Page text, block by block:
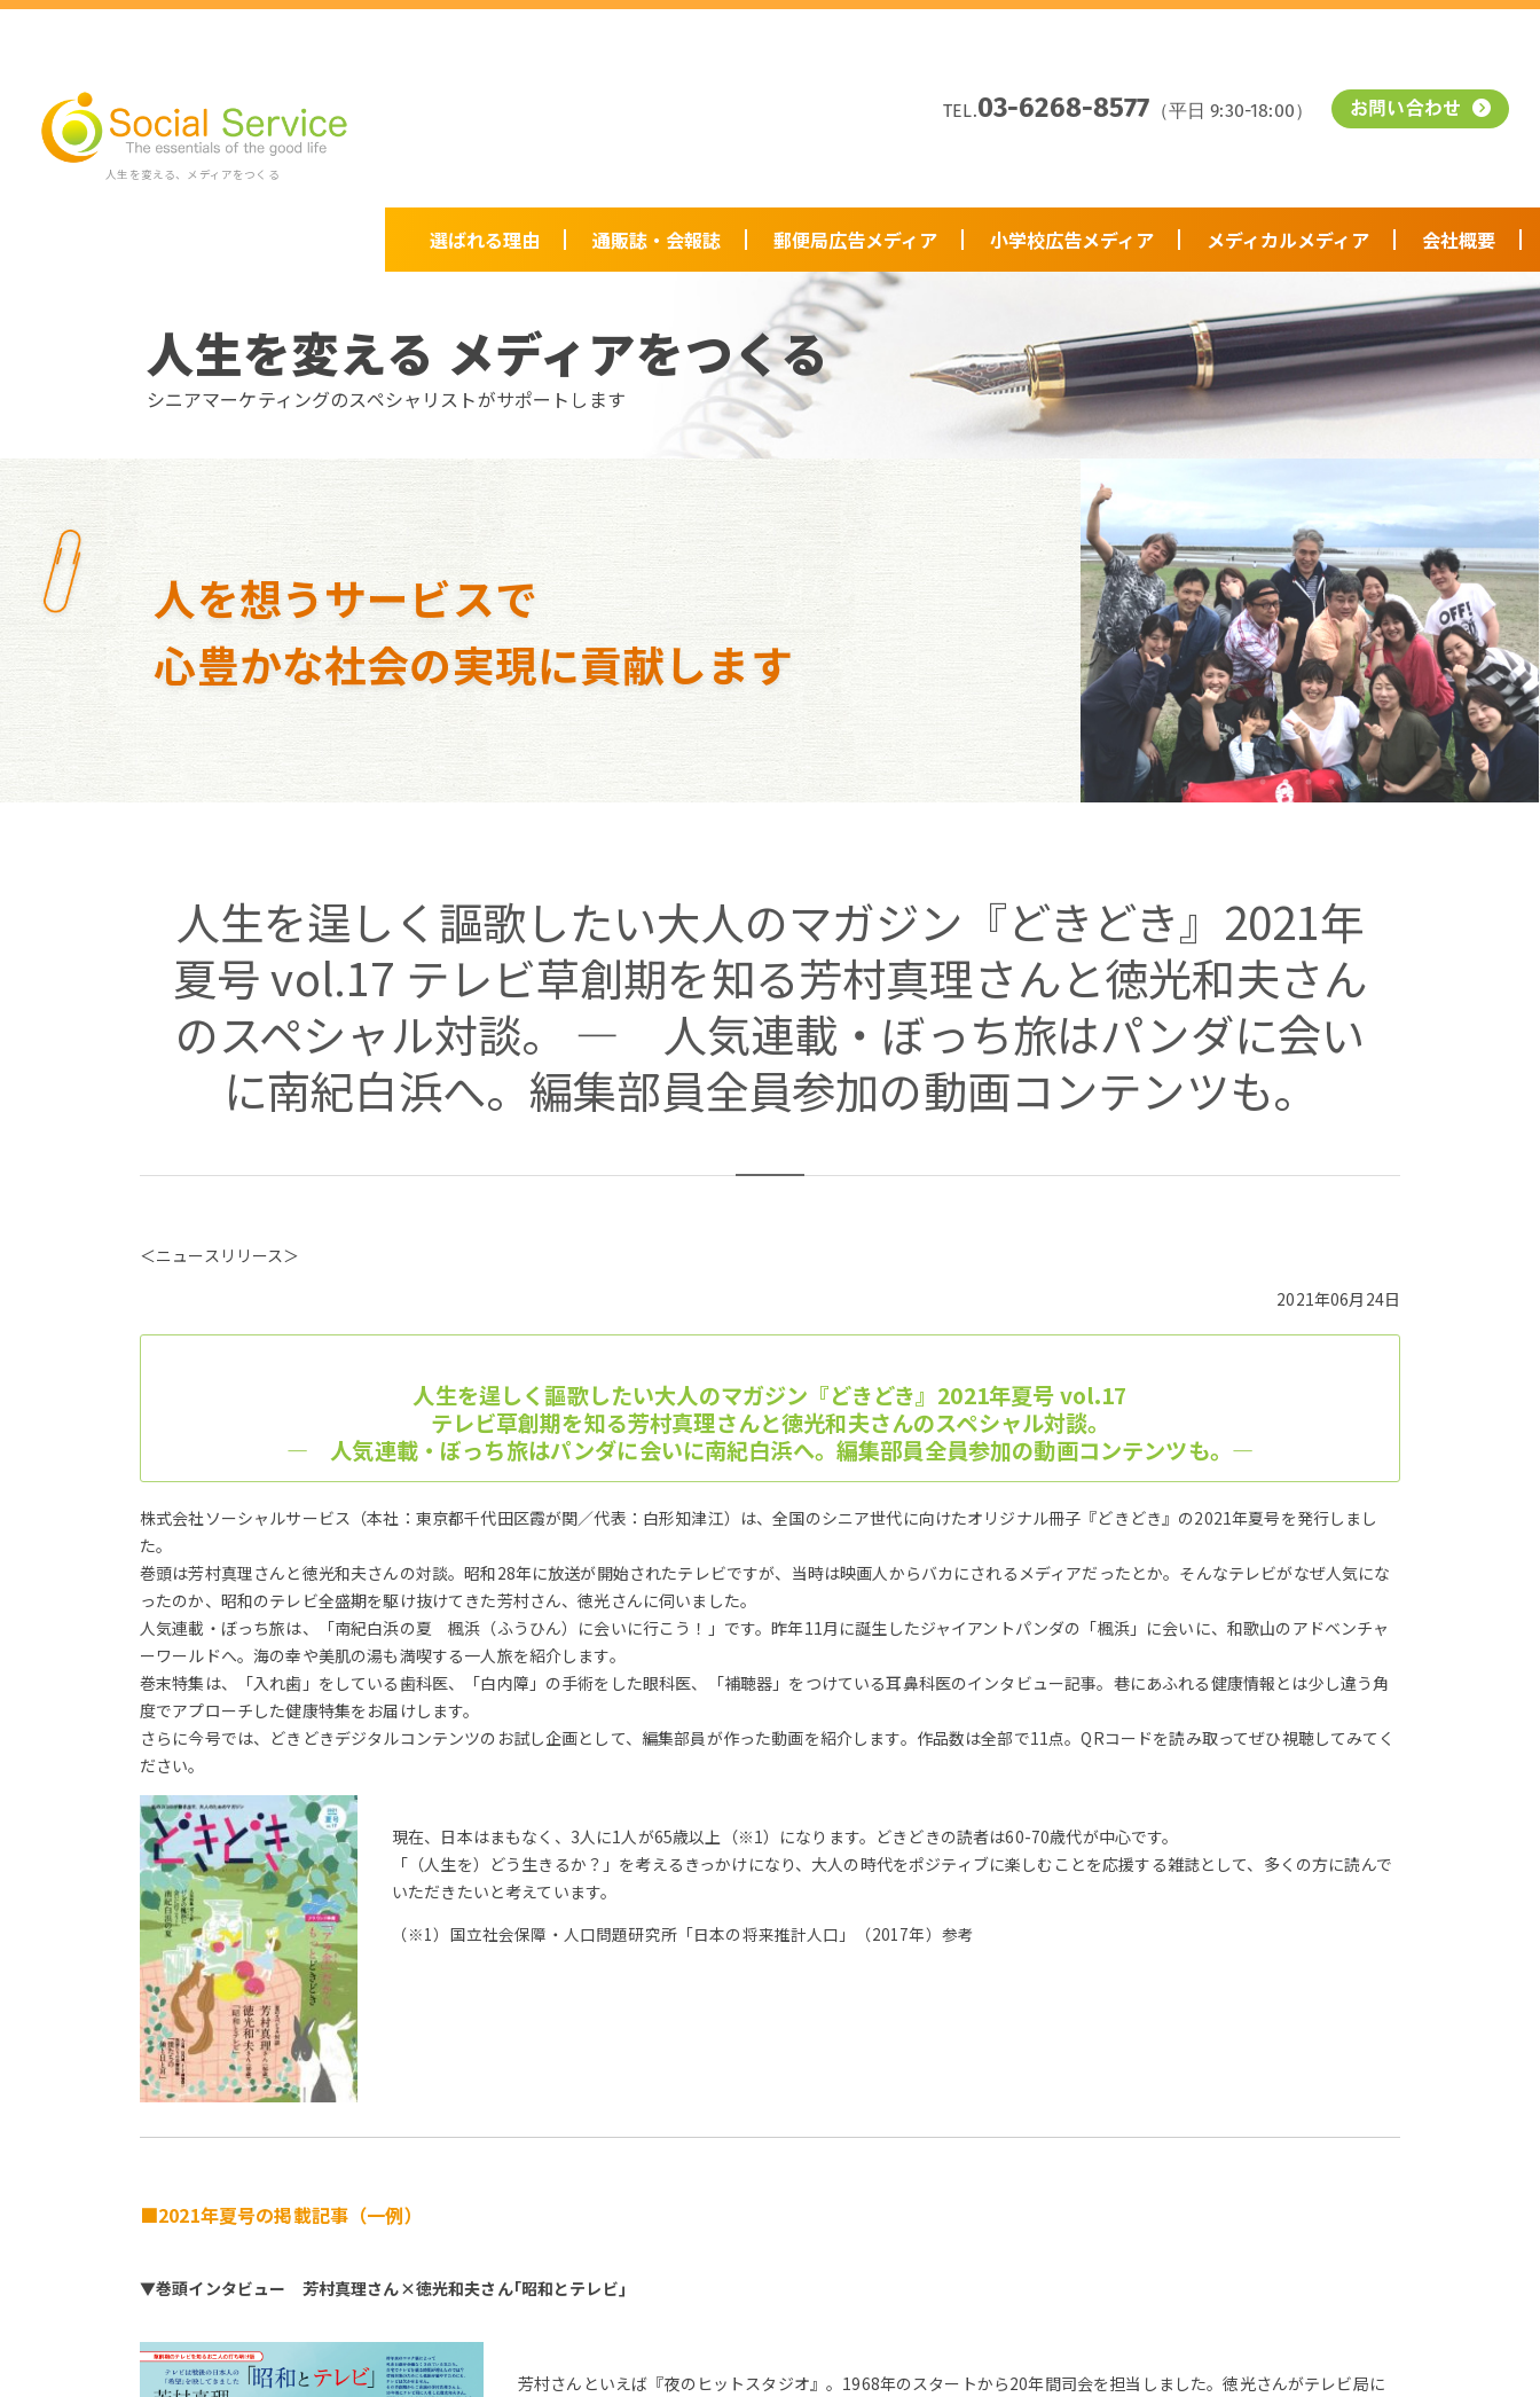
人生を変える、メディアをつくる
TEL.03-6268-8577 （平日 9:30-18:00） お問い合わせ
選ばれる理由 通販誌・会報誌 郵便局広告メディア 小学校広告メディア メディカルメディア 会社概要
人生を変える メディアをつくる
シニアマーケティングのスペシャリストがサポートします
人を想うサービスで
心豊かな社会の実現に貢献します
人生を逞しく謳歌したい大人のマガジン『どきどき』2021年
夏号 vol.17 テレビ草創期を知る芳村真理さんと徳光和夫さん
のスペシャル対談。 ― 人気連載・ぼっち旅はパンダに会い
に南紀白浜へ。編集部員全員参加の動画コンテンツも。
＜ニュースリリース＞
2021年06月24日
人生を逞しく謳歌したい大人のマガジン『どきどき』2021年夏号 vol.17
テレビ草創期を知る芳村真理さんと徳光和夫さんのスペシャル対談。
― 人気連載・ぼっち旅はパンダに会いに南紀白浜へ。編集部員全員参加の動画コンテンツも。―
株式会社ソーシャルサービス（本社：東京都千代田区霞が関／代表：白形知津江）は、全国のシニア世代に向けたオリジナル冊子『どきどき』の2021年夏号を発行しまし
た。
巻頭は芳村真理さんと徳光和夫さんの対談。昭和28年に放送が開始されたテレビですが、当時は映画人からバカにされるメディアだったとか。そんなテレビがなぜ人気にな
ったのか、昭和のテレビ全盛期を駆け抜けてきた芳村さん、徳光さんに伺いました。
人気連載・ぼっち旅は、「南紀白浜の夏 楓浜（ふうひん）に会いに行こう！」です。昨年11月に誕生したジャイアントパンダの「楓浜」に会いに、和歌山のアドベンチャ
ーワールドへ。海の幸や美肌の湯も満喫する一人旅を紹介します。
巻末特集は、「入れ歯」をしている歯科医、「白内障」の手術をした眼科医、「補聴器」をつけている耳鼻科医のインタビュー記事。巷にあふれる健康情報とは少し違う角
度でアプローチした健康特集をお届けします。
さらに今号では、どきどきデジタルコンテンツのお試し企画として、編集部員が作った動画を紹介します。作品数は全部で11点。QRコードを読み取ってぜひ視聴してみてく
ださい。
現在、日本はまもなく、3人に1人が65歳以上（※1）になります。どきどきの読者は60-70歳代が中心です。
「（人生を）どう生きるか？」を考えるきっかけになり、大人の時代をポジティブに楽しむことを応援する雑誌として、多くの方に読んで
いただきたいと考えています。
（※1）国立社会保障・人口問題研究所「日本の将来推計人口」（2017年）参考
■2021年夏号の掲載記事（一例）
▼巻頭インタビュー 芳村真理さん×徳光和夫さん｢昭和とテレビ｣
芳村さんといえば『夜のヒットスタジオ』。1968年のスタートから20年間司会を担当しました。徳光さんがテレビ局に